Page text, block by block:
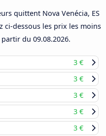
quittent Nova Venécia, ES
ci-dessous les prix les moins
partir du 09.08.2026.
3 €
3 €
3 €
3 €
3 €